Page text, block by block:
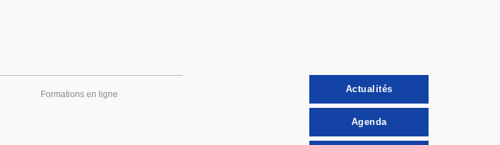
Formations en ligne Actualités
Agenda